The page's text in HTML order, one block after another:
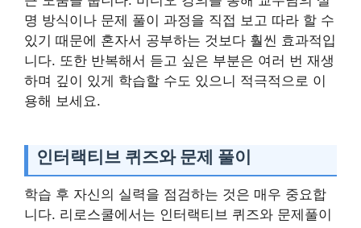
명 방식이나 문제 풀이 과정을 직접 보고 따라 할 수
있기 때문에 혼자서 공부하는 것보다 훨씬 효과적입
니다. 또한 반복해서 듣고 싶은 부분은 여러 번 재생
하며 깊이 있게 학습할 수도 있으니 적극적으로 이
용해 보세요.
인터랙티브 퀴즈와 문제 풀이
학습 후 자신의 실력을 점검하는 것은 매우 중요합
니다. 리로스쿨에서는 인터랙티브 퀴즈와 문제풀이